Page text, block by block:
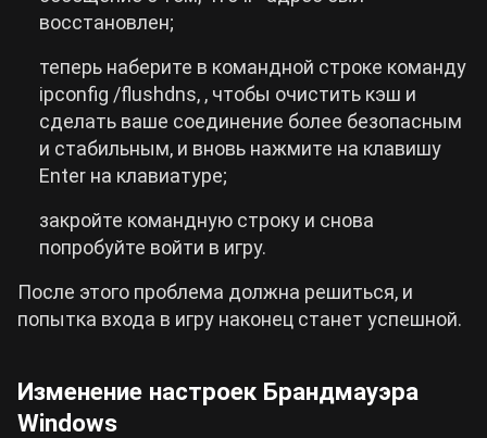
восстановлен;
теперь наберите в командной строке команду
ipconfig /flushdns, , чтобы очистить кэш и
сделать ваше соединение более безопасным
и стабильным, и вновь нажмите на клавишу
Enter на клавиатуре;
закройте командную строку и снова
попробуйте войти в игру.
После этого проблема должна решиться, и
попытка входа в игру наконец станет успешной.
Изменение настроек Брандмауэра
Windows